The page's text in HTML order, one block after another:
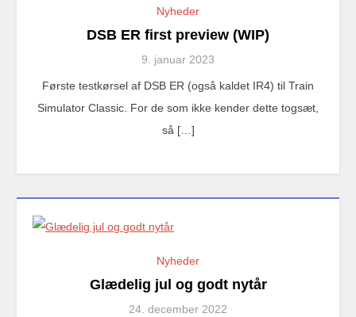
Nyheder
DSB ER first preview (WIP)
9. januar 2023
Første testkørsel af DSB ER (også kaldet IR4) til Train
Simulator Classic. For de som ikke kender dette togsæt,
så […]
Nyheder
Glædelig jul og godt nytår
24. december 2022